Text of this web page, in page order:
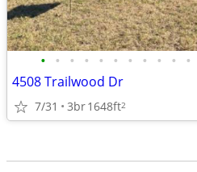
• • • • • • • • • • •
4508 Trailwood Dr
7/31 3br1648ft2